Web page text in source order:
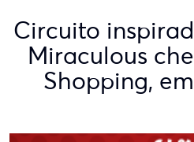
Circuito
Miraculous
Shopping,